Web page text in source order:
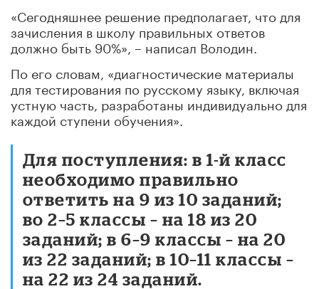
«Сегодняшнее решение предполагает, что для
зачисления в школу правильных ответов
должно быть 90%», – написал Володин.
По его словам, «диагностические материалы
для тестирования по русскому языку, включая
устную часть, разработаны индивидуально для
каждой ступени обучения».
Для поступления: в 1-й класс
необходимо правильно
ответить на 9 из 10 заданий;
во 2–5 классы – на 18 из 20
заданий; в 6–9 классы – на 20
из 22 заданий; в 10–11 классы –
на 22 из 24 заданий.